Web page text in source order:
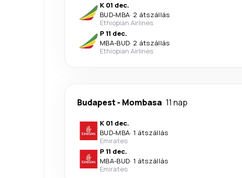
K 01 dec.
BUD-MBA· 2 átszállás
Ethiopian Airlines
P 11 dec.
MBA-BUD· 2 átszállás
Ethiopian Airlines
Budapest- Mombasa 11 nap
K 01 dec.
BUD-MBA· 1 átszállás
Emirates
P 11 dec.
MBA-BUD· 1 átszállás
Emirates